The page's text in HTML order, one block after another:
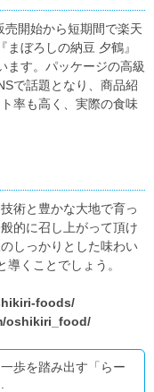
売開始から短期間で楽天
ぼろしの納豆 夕鶴』
ます。パッケージの高級
で話題となり、商品紹
率も高く、実際の食味
術と豊かな大地で育っ
的に召し上がって頂け
しっかりとした味わい
くことでしょう。
foods/
oshikiri_food/
歩を踏み出す「らー